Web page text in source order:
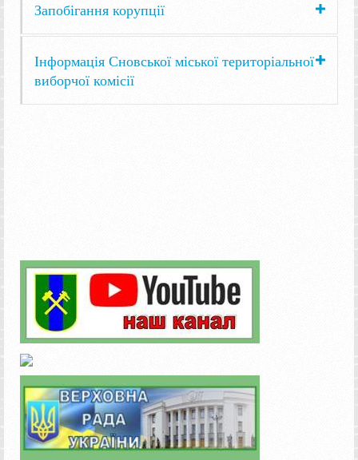
Запобігання корупції
Інформація Сновської міської територіальної
виборчої комісії